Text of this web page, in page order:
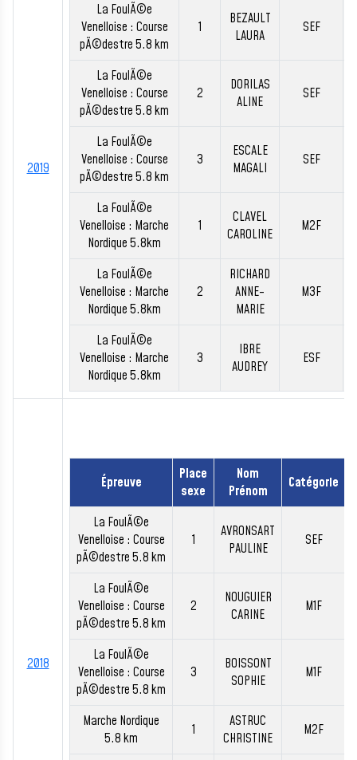
2019
La FoulÃ©e
Venelloise : Course
pÃ©destre 5.8 km
1
BEZAULT
LAURA
SEF
La FoulÃ©e
Venelloise : Course
pÃ©destre 5.8 km
2
DORILAS
ALINE
SEF
La FoulÃ©e
Venelloise : Course
pÃ©destre 5.8 km
3
ESCALE
MAGALI
SEF
La FoulÃ©e
Venelloise : Marche
Nordique 5.8km
1
CLAVEL
CAROLINE
M2F
La FoulÃ©e
Venelloise : Marche
Nordique 5.8km
2
RICHARD
ANNE-
MARIE
M3F
La FoulÃ©e
Venelloise : Marche
Nordique 5.8km
3
IBRE
AUDREY
ESF
2018
Épreuve
Place
sexe
Nom
Prénom
Catégorie
La FoulÃ©e
Venelloise : Course
pÃ©destre 5.8 km
1
AVRONSART
PAULINE
SEF
La FoulÃ©e
Venelloise : Course
pÃ©destre 5.8 km
2
NOUGUIER
CARINE
M1F
La FoulÃ©e
Venelloise : Course
pÃ©destre 5.8 km
3
BOISSONT
SOPHIE
M1F
Marche Nordique
5.8 km
1
ASTRUC
CHRISTINE
M2F